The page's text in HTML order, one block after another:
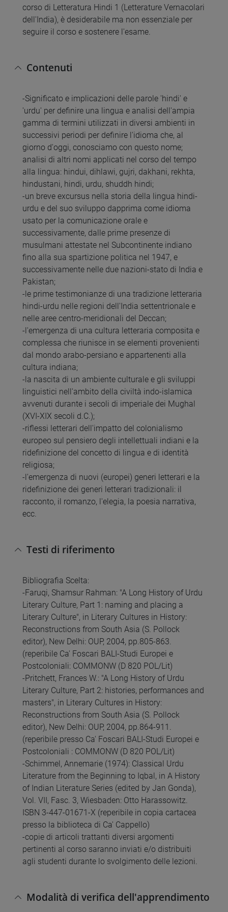
corso di Letteratura Hindi 1 (Letterature Vernacolari
dell'India), è desiderabile ma non essenziale per
seguire il corso e sostenere l'esame.
Contenuti
-Significato e implicazioni delle parole 'hindi' e
'urdu' per definire una lingua e analisi dell'ampia
gamma di termini utilizzati in diversi ambienti in
successivi periodi per definire l'idioma che, al
giorno d'oggi, conosciamo con questo nome;
analisi di altri nomi applicati nel corso del tempo
alla lingua: hindui, dihlawi, gujri, dakhani, rekhta,
hindustani, hindi, urdu, shuddh hindi;
-un breve excursus nella storia della lingua hindi-
urdu e del suo sviluppo dapprima come idioma
usato per la comunicazione orale e
successivamente, dalle prime presenze di
musulmani attestate nel Subcontinente indiano
fino alla sua spartizione politica nel 1947, e
successivamente nelle due nazioni-stato di India e
Pakistan;
-le prime testimonianze di una tradizione letteraria
hindi-urdu nelle regioni dell'India settentrionale e
nelle aree centro-meridionali del Deccan;
-l'emergenza di una cultura letteraria composita e
complessa che riunisce in se elementi provenienti
dal mondo arabo-persiano e appartenenti alla
cultura indiana;
-la nascita di un ambiente culturale e gli sviluppi
linguistici nell'ambito della civiltà indo-islamica
avvenuti durante i secoli di imperiale dei Mughal
(XVI-XIX secoli d.C.);
-riflessi letterari dell'impatto del colonialismo
europeo sul pensiero degli intellettuali indiani e la
ridefinizione del concetto di lingua e di identità
religiosa;
-l'emergenza di nuovi (europei) generi letterari e la
ridefinizione dei generi letterari tradizionali: il
racconto, il romanzo, l'elegia, la poesia narrativa,
ecc.
Testi di riferimento
Bibliografia Scelta:
-Faruqi, Shamsur Rahman: "A Long History of Urdu
Literary Culture, Part 1: naming and placing a
Literary Culture", in Literary Cultures in History:
Reconstructions from South Asia (S. Pollock
editor), New Delhi: OUP, 2004, pp.805-863.
(reperibile Ca' Foscari BALI-Studi Europei e
Postcoloniali: COMMONW (D 820 POL/Lit)
-Pritchett, Frances W.: "A Long History of Urdu
Literary Culture, Part 2: histories, performances and
masters", in Literary Cultures in History:
Reconstructions from South Asia (S. Pollock
editor), New Delhi: OUP, 2004, pp.864-911.
(reperibile presso Ca' Foscari BALI-Studi Europei e
Postcoloniali : COMMONW (D 820 POL/Lit)
-Schimmel, Annemarie (1974): Classical Urdu
Literature from the Beginning to Iqbal, in A History
of Indian Literature Series (edited by Jan Gonda),
Vol. VII, Fasc. 3, Wiesbaden: Otto Harassowitz.
ISBN 3-447-01671-X (reperibile in copia cartacea
presso la biblioteca di Ca' Cappello)
-copie di articoli trattanti diversi argomenti
pertinenti al corso saranno inviati e/o distribuiti
agli studenti durante lo svolgimento delle lezioni.
Modalità di verifica dell'apprendimento